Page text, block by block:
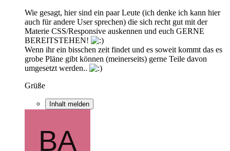
Wie gesagt, hier sind ein paar Leute (ich denke ich kann hier
auch für andere User sprechen) die sich recht gut mit der
Materie CSS/Responsive auskennen und euch GERNE
BEREITSTEHEN!
Wenn ihr ein bisschen zeit findet und es soweit kommt das es
grobe Pläne gibt können (meinerseits) gerne Teile davon
umgesetzt werden..
Grüße
Inhalt melden